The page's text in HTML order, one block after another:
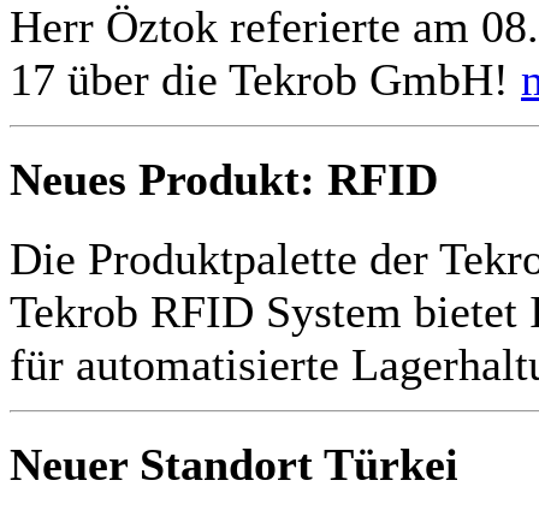
Herr Öztok referierte am
17 über die Tekrob GmbH!
Neues Produkt: RFID
Die Produktpalette der
Tekrob RFID System bietet
für automatisierte
Neuer Standort Türkei